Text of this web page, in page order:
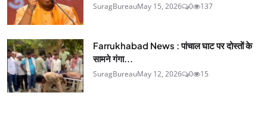
SuragBureauMay 15, 2026 0 137
Farrukhabad News : पांचाल घाट पर दोस्तों के
सामने गंगा...
SuragBureauMay 12, 2026 0 15